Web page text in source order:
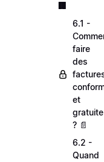
🏢
6.1 -
faire
des
et
? 📄
6.2 -
Quand